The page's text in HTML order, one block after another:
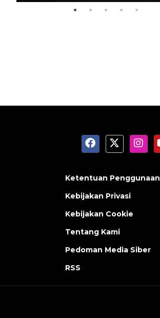
Ketentuan Penggunaan
Kebijakan Privasi
Kebijakan Cookie
Tentang Kami
Pedoman Media Siber
RSS